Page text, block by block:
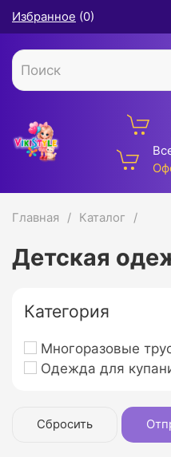
Избранное (0)
Главная Каталог
Детская
Категория
Многоразовые
Одежда для
Сбросить